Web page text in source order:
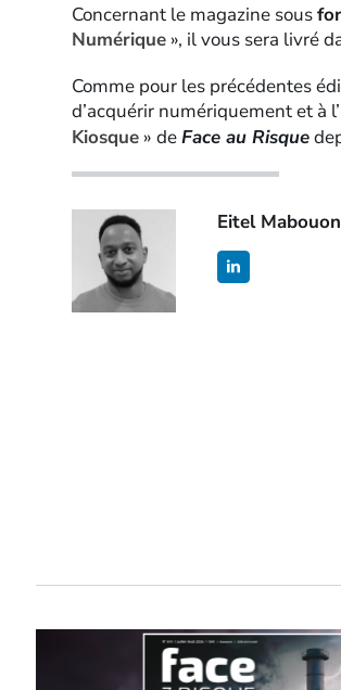
Concernant le magazine sous
Numérique», il vous sera livré
Comme pour les précédentes
d’acquérir numériquement et à
Kiosque» deFace au Risque
Eitel